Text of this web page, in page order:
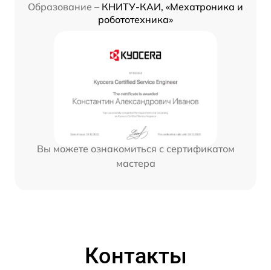
Образование – КНИТУ-КАИ, «Мехатроника и
робототехника»
Вы можете ознакомиться с сертификатом
мастера
Контакты